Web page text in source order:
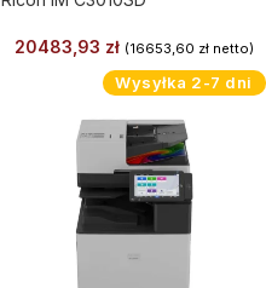
20483,93 zł (16653,60 złnetto)
Wysyłka 2-7 dni